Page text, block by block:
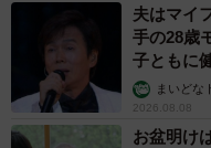
夫はマイ
手の28歳
子ともに
まいどな
2026.08.08
お盆明け